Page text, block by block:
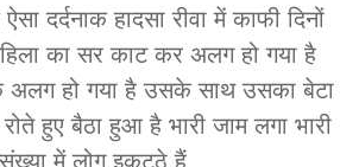
दर्दनाक हादसा रीवा में काफी दिनों
का सर काट कर अलग हो गया है
हो गया है उसके साथ उसका बेटा
हुए बैठा हुआ है भारी जाम लगा भारी